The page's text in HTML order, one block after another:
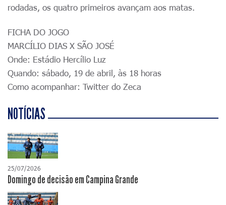
rodadas, os quatro primeiros avançam aos matas.
FICHA DO JOGO
MARCÍLIO DIAS X SÃO JOSÉ
Onde: Estádio Hercílio Luz
Quando: sábado, 19 de abril, às 18 horas
Como acompanhar: Twitter do Zeca
NOTÍCIAS
25/07/2026
Domingo de decisão em Campina Grande